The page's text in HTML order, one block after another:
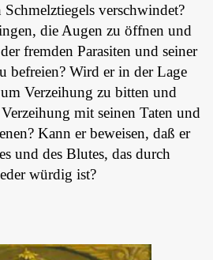
verschwindet?
die Augen zu öffnen und
fremden Parasiten und seiner
befreien? Wird er in der Lage
Verzeihung zu bitten und
mit seinen Taten und
Kann er beweisen, daß er
und des Blutes, das durch
würdig ist?